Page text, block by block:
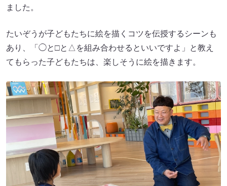
ました。
たいぞうが子どもたちに絵を描くコツを伝授するシーンも
あり、「◯と□と△を組み合わせるといいですよ」と教え
てもらった子どもたちは、楽しそうに絵を描きます。